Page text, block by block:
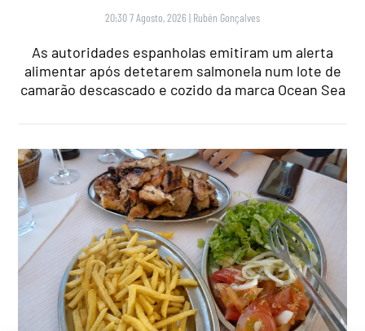
20:30 7 Agosto, 2026 | Rubén Gonçalves
As autoridades espanholas emitiram um alerta
alimentar após detetarem salmonela num lote de
camarão descascado e cozido da marca Ocean Sea